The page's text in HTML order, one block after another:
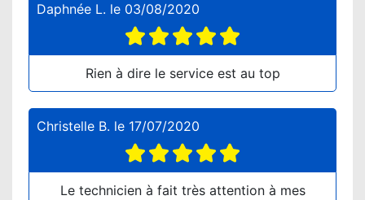
Daphnée L. le 03/08/2020
Rien à dire le service est au top
Christelle B. le 17/07/2020
Le technicien à fait très attention à mes